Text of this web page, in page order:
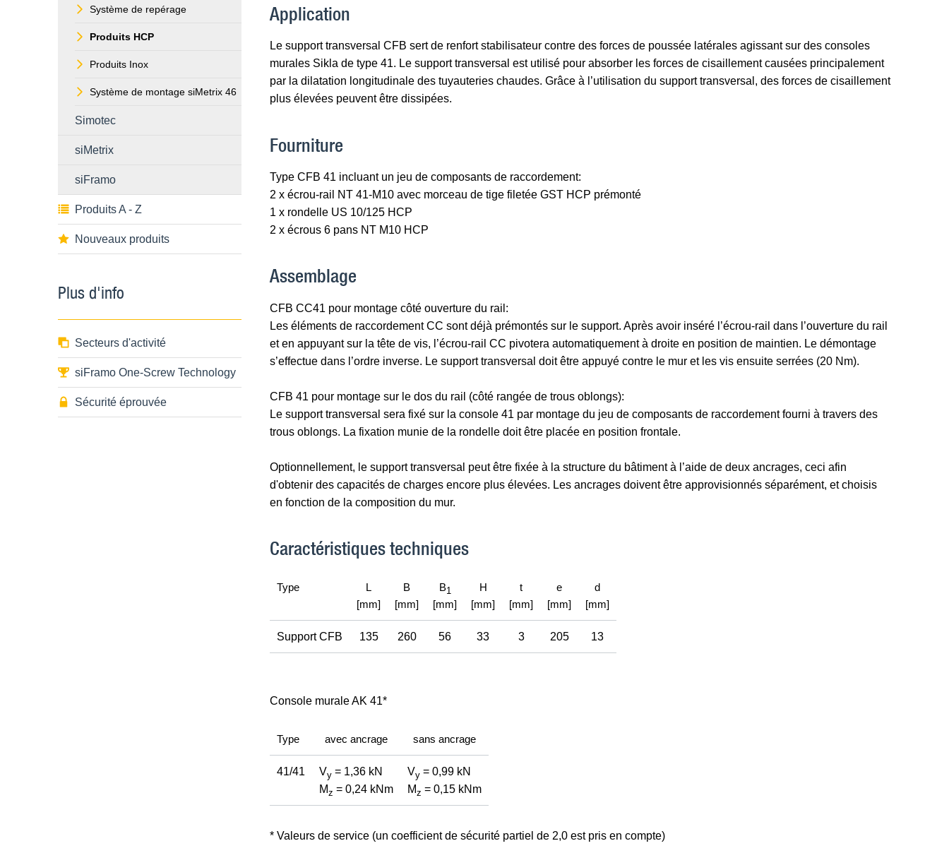
Système de repérage
Produits HCP
Produits Inox
Système de montage siMetrix 46
Simotec
siMetrix
siFramo
Produits A - Z
Nouveaux produits
Plus d'info
Secteurs d'activité
siFramo One-Screw Technology
Sécurité éprouvée
Application
Le support transversal CFB sert de renfort stabilisateur contre des forces de poussée latérales agissant sur des consoles
murales Sikla de type 41. Le support transversal est utilisé pour absorber les forces de cisaillement causées principalement
par la dilatation longitudinale des tuyauteries chaudes. Grâce à l’utilisation du support transversal, des forces de cisaillement
plus élevées peuvent être dissipées.
Fourniture
Type CFB 41 incluant un jeu de composants de raccordement:
2 x écrou-rail NT 41-M10 avec morceau de tige filetée GST HCP prémonté
1 x rondelle US 10/125 HCP
2 x écrous 6 pans NT M10 HCP
Assemblage
CFB CC41 pour montage côté ouverture du rail:
Les éléments de raccordement CC sont déjà prémontés sur le support. Après avoir inséré l’écrou-rail dans l’ouverture du rail
et en appuyant sur la tête de vis, l’écrou-rail CC pivotera automatiquement à droite en position de maintien. Le démontage
s’effectue dans l’ordre inverse. Le support transversal doit être appuyé contre le mur et les vis ensuite serrées (20 Nm).
CFB 41 pour montage sur le dos du rail (côté rangée de trous oblongs):
Le support transversal sera fixé sur la console 41 par montage du jeu de composants de raccordement fourni à travers des
trous oblongs. La fixation munie de la rondelle doit être placée en position frontale.
Optionnellement, le support transversal peut être fixée à la structure du bâtiment à l’aide de deux ancrages, ceci afin
d'obtenir des capacités de charges encore plus élevées. Les ancrages doivent être approvisionnés séparément, et choisis
en fonction de la composition du mur.
Caractéristiques techniques
Type
L
[mm]
B
[mm]
B1
[mm]
H
[mm]
t
[mm]
e
[mm]
d
[mm]
Support CFB 135 260 56 33 3 205 13
Console murale AK 41*
Type avec ancrage sans ancrage
41/41 Vy = 1,36 kN
Mz = 0,24 kNm
Vy = 0,99 kN
Mz = 0,15 kNm
* Valeurs de service (un coefficient de sécurité partiel de 2,0 est pris en compte)